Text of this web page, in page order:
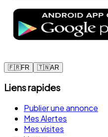
🇫🇷FR 🇹🇳AR
Liens rapides
Publier une annonce
Mes Alertes
Mes visites